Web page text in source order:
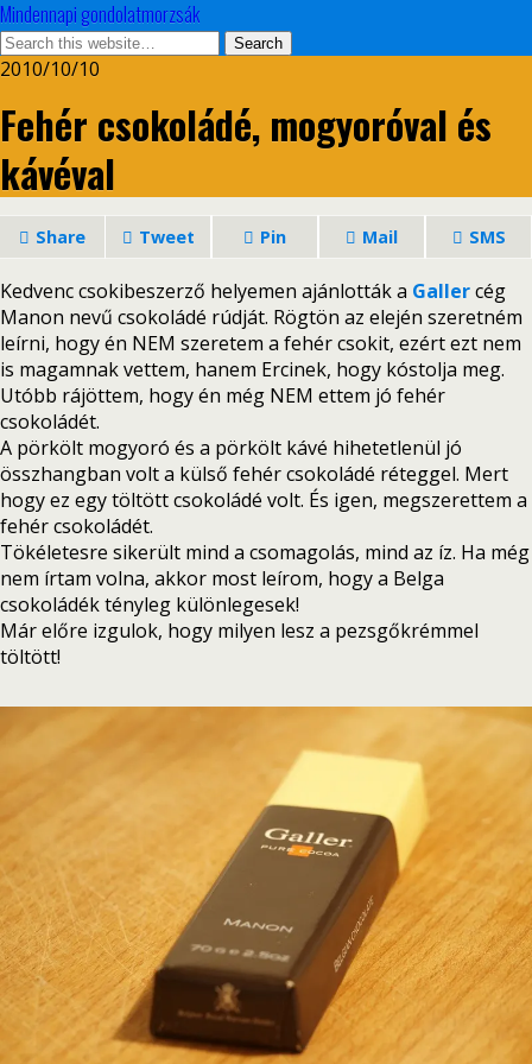
Mindennapi gondolatmorzsák
2010/10/10
Fehér csokoládé, mogyoróval és
kávéval
Share Tweet Pin Mail SMS
Kedvenc csokibeszerző helyemen ajánlották a Gallercég
Manon nevű csokoládé rúdját. Rögtön az elején szeretném
leírni, hogy én NEM szeretem a fehér csokit, ezért ezt nem
is magamnak vettem, hanem Ercinek, hogy kóstolja meg.
Utóbb rájöttem, hogy én még NEM ettem jó fehér
csokoládét.
A pörkölt mogyoró és a pörkölt kávé hihetetlenül jó
összhangban volt a külső fehér csokoládé réteggel. Mert
hogy ez egy töltött csokoládé volt. És igen, megszerettem a
fehér csokoládét.
Tökéletesre sikerült mind a csomagolás, mind az íz. Ha még
nem írtam volna, akkor most leírom, hogy a Belga
csokoládék tényleg különlegesek!
Már előre izgulok, hogy milyen lesz a pezsgőkrémmel
töltött!